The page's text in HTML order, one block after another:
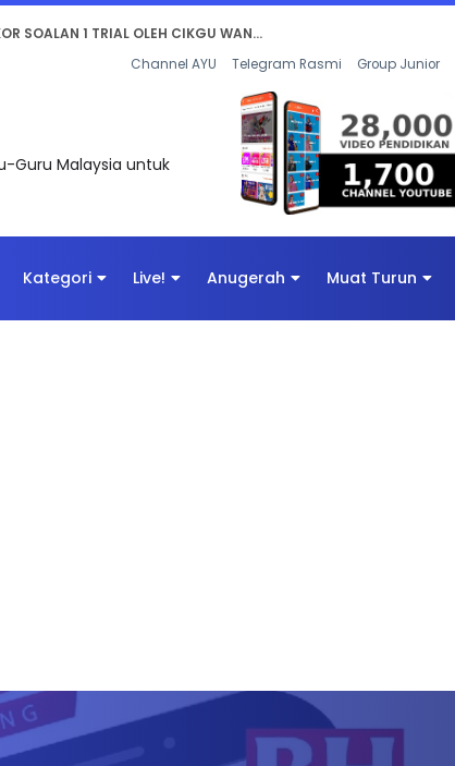
DIGITAL PENYELAMAT DUNIA
Channel AYU Telegram Rasmi Group Junior
Guru Malaysia untuk
Kategori Live! Anugerah Muat Turun